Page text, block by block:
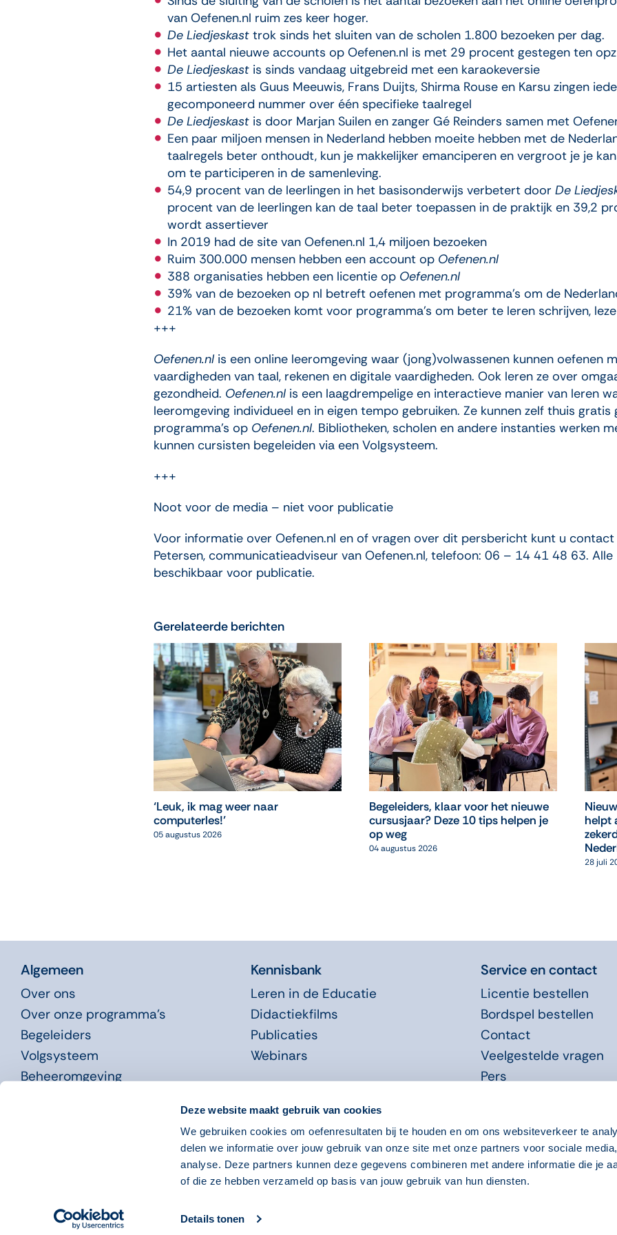
Deze website maakt gebruik van cookies
We gebruiken cookies om oefenresultaten bij te houden en om ons websiteverkeer te
delen we informatie over jouw gebruik van onze site met onze partners voor sociale
analyse. Deze partners kunnen deze gegevens combineren met andere informatie die je
of die ze hebben verzameld op basis van jouw gebruik van hun diensten.
Details tonen
van Oefenen.nl ruim zes keer hoger.
De Liedjeskasttrok sinds het sluiten van de scholen 1.800 bezoeken per dag.
Het aantal nieuwe accounts op Oefenen.nl is met 29 procent gestegen ten
De Liedjeskastis sinds vandaag uitgebreid met een karaokeversie
15 artiesten als Guus Meeuwis, Frans Duijts, Shirma Rouse en Karsu zingen
gecomponeerd nummer over één specifieke taalregel
De Liedjeskastis door Marjan Suilen en zanger Gé Reinders samen met
Een paar miljoen mensen in Nederland hebben moeite hebben met de
taalregels beter onthoudt, kun je makkelijker emanciperen en vergroot je je
om te participeren in de samenleving.
54,9 procent van de leerlingen in het basisonderwijs verbetert door De
procent van de leerlingen kan de taal beter toepassen in de praktijk en 39,2
wordt assertiever
In 2019 had de site van Oefenen.nl 1,4 miljoen bezoeken
Ruim 300.000 mensen hebben een account op Oefenen.nl
388 organisaties hebben een licentie op Oefenen.nl
39% van de bezoeken op nl betreft oefenen met programma’s om de
21% van de bezoeken komt voor programma’s om beter te leren schrijven,
+++
Oefenen.nlis een online leeromgeving waar (jong)volwassenen kunnen oefenen
vaardigheden van taal, rekenen en digitale vaardigheden. Ook leren ze over
gezondheid. Oefenen.nlis een laagdrempelige en interactieve manier van leren
leeromgeving individueel en in eigen tempo gebruiken. Ze kunnen zelf thuis gratis
programma’s op Oefenen.nl. Bibliotheken, scholen en andere instanties werken
kunnen cursisten begeleiden via een Volgsysteem.
+++
Noot voor de media – niet voor publicatie
Voor informatie over Oefenen.nl en of vragen over dit persbericht kunt u
Petersen, communicatieadviseur van Oefenen.nl, telefoon: 06 – 14 41 48 63.
beschikbaar voor publicatie.
Gerelateerde berichten
‘Leuk, ik mag weer naar
computerles!’
05 augustus 2026
Begeleiders, klaar voor het nieuwe
cursusjaar? Deze 10 tips helpen je
op weg
04 augustus 2026
helpt
28 juli
Algemeen
Over ons
Over onze programma’s
Begeleiders
Volgsysteem
Beheeromgeving
Kennisbank
Leren in de Educatie
Didactiekfilms
Publicaties
Webinars
Service en contact
Licentie bestellen
Bordspel bestellen
Contact
Veelgestelde vragen
Pers
Copyright 2023PrivacyverklaringCookies